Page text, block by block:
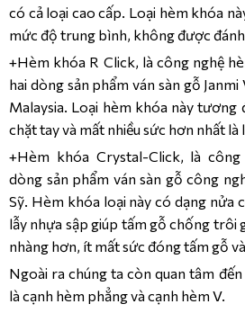
có cả loại cao cấp. Loại hèm khóa
mức độ trung bình, không được đánh
+Hèm khóa R Click, là công nghệ
hai dòng sản phẩm ván sàn gỗ
Malaysia. Loại hèm khóa này
chặt tay và mất nhiều sức hơn nhất là
+Hèm khóa Crystal-Click, là
dòng sản phẩm ván sàn gỗ công
Sỹ. Hèm khóa loại này có dạng nửa
lẫy nhựa sập giúp tấm gỗ chống trôi
nhàng hơn, ít mất sức đóng tấm gỗ
Ngoài ra chúng ta còn quan tâm
là cạnh hèm phẳng và cạnh hèm V.